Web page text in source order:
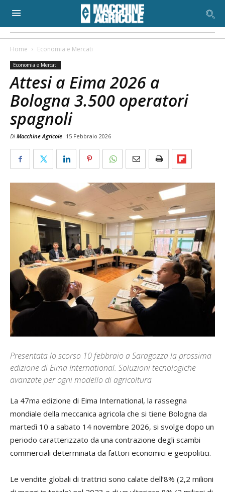
Home Economia e Mercati
Economia e Mercati
Attesi a Eima 2026 a
Bologna 3.500 operatori
spagnoli
Di Macchine Agricole 15 Febbraio 2026
Presentata lo scorso 10 febbraio a Saragozza la prossima
edizione di Eima International. Soluzioni tecnologiche
avanzate per ogni modello di agricoltura
La 47ma edizione di Eima International, la rassegna
mondiale della meccanica agricola che si tiene Bologna da
martedì 10 a sabato 14 novembre 2026, si svolge dopo un
periodo caratterizzato da una contrazione degli scambi
commerciali determinata da fattori economici e geopolitici.
Le vendite globali di trattrici sono calate dell’8% (2,2 milioni